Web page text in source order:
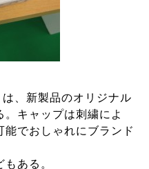
は、新製品のオリジナル
キャップは刺繍によ
能でおしゃれにブランド
ある。